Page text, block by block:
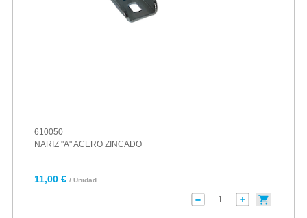
610050
NARIZ "A" ACERO ZINCADO
11,00 € / Unidad